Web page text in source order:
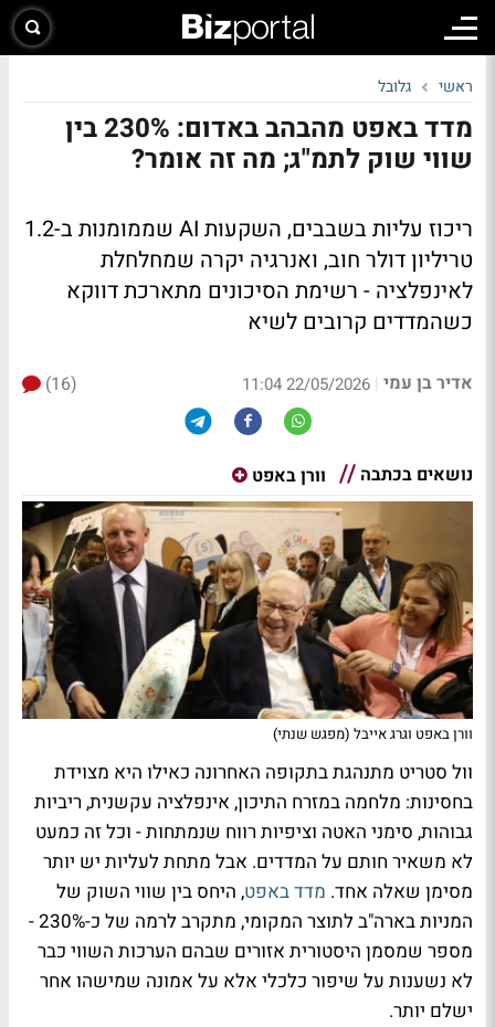
ראשי גלובל
מדד באפט מהבהב באדום: 230% בין
שווי שוק לתמ"ג; מה זה אומר?
ריכוז עליות בשבבים, השקעות AI שממומנות ב-1.2
טריליון דולר חוב, ואנרגיה יקרה שמחלחלת
לאינפלציה - רשימת הסיכונים מתארכת דווקא
כשהמדדים קרובים לשיא
אדיר בן עמי |
22/05/2026 11:04
(16)
נושאים בכתבה וורן באפט
וורן באפט וגרג אייבל (מפגש שנתי)
וול סטריט מתנהגת בתקופה האחרונה כאילו היא מצוידת
בחסינות: מלחמה במזרח התיכון, אינפלציה עקשנית, ריביות
גבוהות, סימני האטה וציפיות רווח שנמתחות - וכל זה כמעט
לא משאיר חותם על המדדים. אבל מתחת לעליות יש יותר
מסימן שאלה אחד. מדד באפט, היחס בין שווי השוק של
המניות בארה"ב לתוצר המקומי, מתקרב לרמה של כ-230% -
מספר שמסמן היסטורית אזורים שבהם הערכות השווי כבר
לא נשענות על שיפור כלכלי אלא על אמונה שמישהו אחר
ישלם יותר.